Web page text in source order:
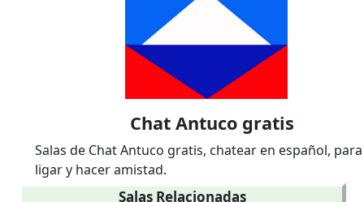
Salas Relacionadas
Chat Antuco gratis
Salas de Chat Antuco gratis, chatear en español, para
ligar y hacer amistad.